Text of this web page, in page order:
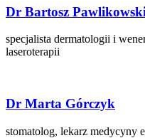
Dr Bartosz Pawlikowski
specjalista dermatologii i
laseroterapii
Dr Marta Górczyk
stomatolog, lekarz medycyny